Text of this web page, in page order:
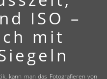
ISO –
mit